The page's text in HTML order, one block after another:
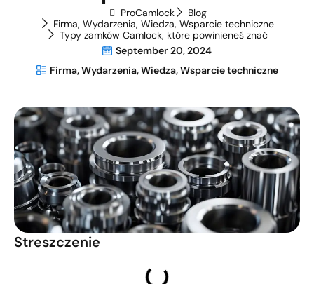
ProCamlock
Blog
Firma, Wydarzenia, Wiedza, Wsparcie techniczne
Typy zamków Camlock, które powinieneś znać
September 20, 2024
Firma,Wydarzenia,Wiedza,Wsparcie techniczne
Streszczenie